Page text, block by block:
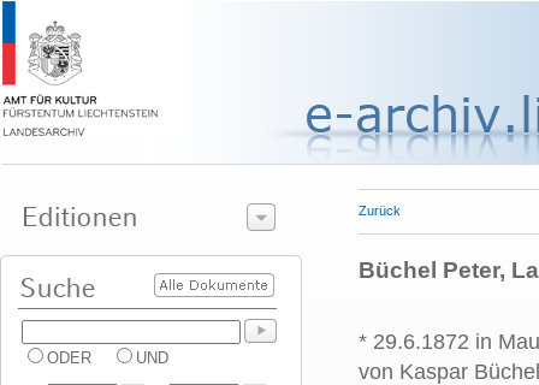
ODER UND
Zurück
Büchel Peter,
* 29.6.1872 in
von Kaspar